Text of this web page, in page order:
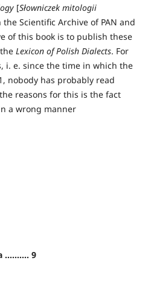
[Słowniczek mitologii
Scientific Archive of PAN and
of this book is to publish these
Lexicon of Polish Dialects. For
i. e. since the time in which the
nobody has probably read
reasons for this is the fact
a wrong manner
.......... 9